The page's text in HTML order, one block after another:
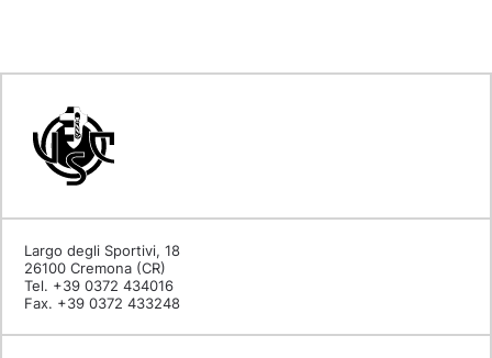
Largo degli Sportivi, 18
26100 Cremona (CR)
Tel. +39 0372 434016
Fax. +39 0372 433248